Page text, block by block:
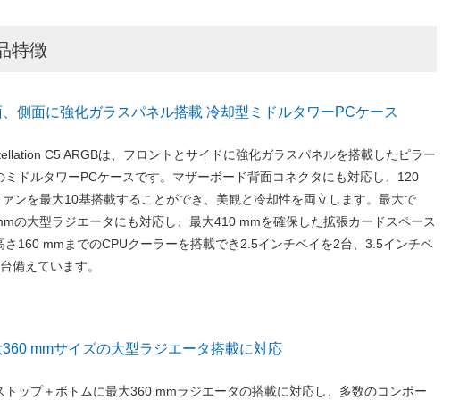
特徴
側面に強化ガラスパネル搭載 冷却型ミドルタワーPCケース
C5 ARGBは、フロントとサイドに強化ガラスパネルを搭載したピラー
ミドルタワーPCケースです。マザーボード背面コネクタにも対応し、120
ンを最大10基搭載することができ、美観と冷却性を両立します。最大で
の大型ラジエータにも対応し、最大410 mmを確保した拡張カードスペース
さ160 mmまでのCPUクーラーを搭載でき2.5インチベイを2台、3.5インチベ
備えています。
mmサイズの大型ラジエータ搭載に対応
トップ＋ボトムに最大360 mmラジエータの搭載に対応し、多数のコンポー